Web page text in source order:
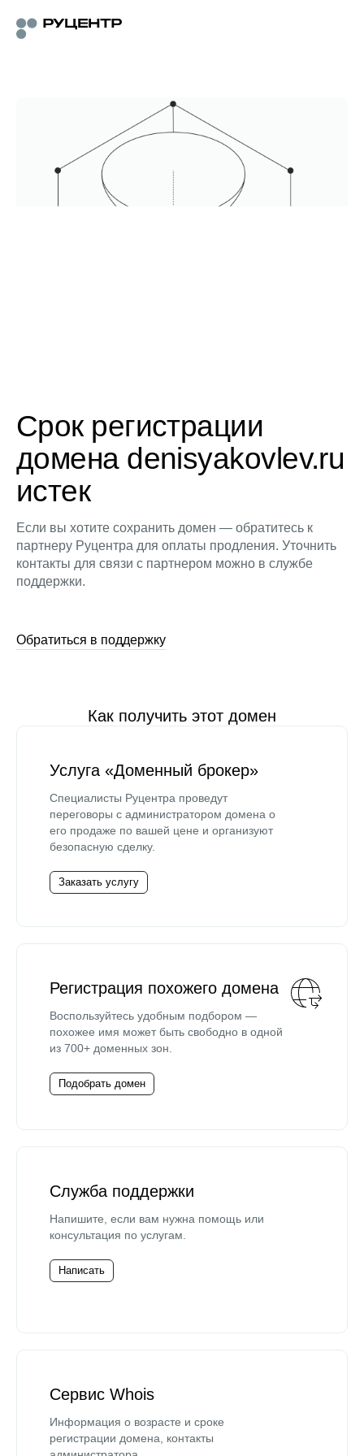
Срок регистрации
домена denisyakovlev.ru
истек
Если вы хотите сохранить домен — обратитесь к
партнеру Руцентра для оплаты продления. Уточнить
контакты для связи с партнером можно в службе
поддержки.
Обратиться в поддержку
Как получить этот домен
Услуга «Доменный брокер»
Специалисты Руцентра проведут
переговоры с администратором домена о
его продаже по вашей цене и организуют
безопасную сделку.
Заказать услугу
Регистрация похожего домена
Воспользуйтесь удобным подбором —
похожее имя может быть свободно в одной
из 700+ доменных зон.
Подобрать домен
Служба поддержки
Напишите, если вам нужна помощь или
консультация по услугам.
Написать
Сервис Whois
Информация о возрасте и сроке
регистрации домена, контакты